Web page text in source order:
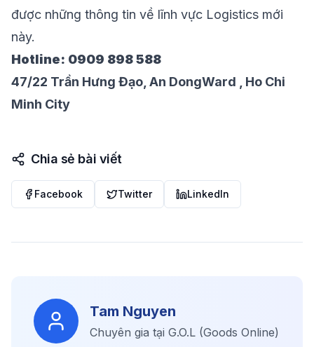
được những thông tin về lĩnh vực Logistics mới
này.
Hotline: 0909 898 588
47/22 Trần Hưng Đạo, An DongWard , Ho Chi
Minh City
Chia sẻ bài viết
Facebook Twitter LinkedIn
Tam Nguyen
Chuyên gia tại G.O.L (Goods Online)